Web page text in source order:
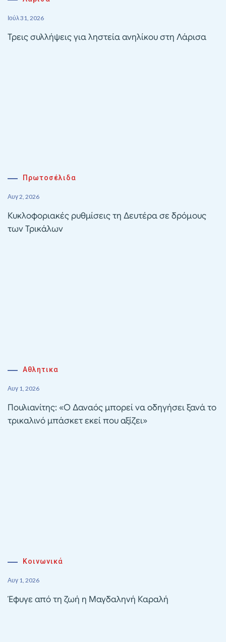
Ιούλ 31, 2026
Τρεις συλλήψεις για ληστεία ανηλίκου στη Λάρισα
Πρωτοσέλιδα
Αυγ 2, 2026
Κυκλοφοριακές ρυθμίσεις τη Δευτέρα σε δρόμους
των Τρικάλων
Αθλητικα
Αυγ 1, 2026
Πουλιανίτης: «Ο Δαναός μπορεί να οδηγήσει ξανά το
τρικαλινό μπάσκετ εκεί που αξίζει»
Κοινωνικά
Αυγ 1, 2026
Έφυγε από τη ζωή η Μαγδαληνή Καραλή